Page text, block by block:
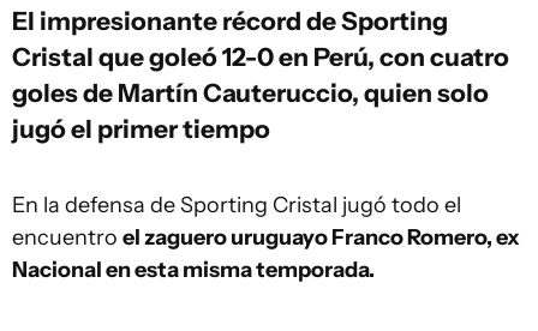
El impresionante récord de Sporting
Cristal que goleó 12-0 en Perú, con cuatro
goles de Martín Cauteruccio, quien solo
jugó el primer tiempo
En la defensa de Sporting Cristal jugó todo el
encuentro el zaguero uruguayo Franco Romero, ex
Nacional en esta misma temporada.